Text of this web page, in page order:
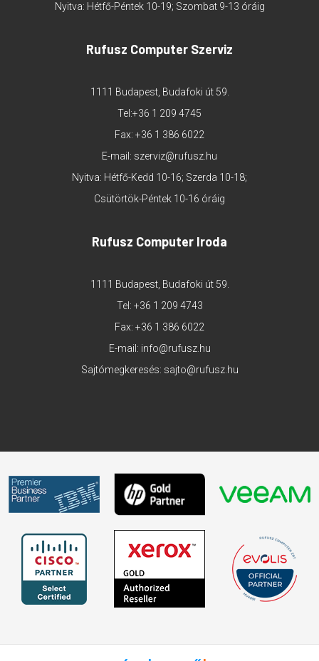
Nyitva: Hétfő-Péntek 10-19; Szombat 9-13 óráig
Rufusz Computer Szerviz
1111 Budapest, Budafoki út 59.
Tel:+36 1 209 4745
Fax: +36 1 386 6022
E-mail: szerviz@rufusz.hu
Nyitva: Hétfő-Kedd 10-16; Szerda 10-18;
Csütörtök-Péntek 10-16 óráig
Rufusz Computer Iroda
1111 Budapest, Budafoki út 59.
Tel: +36 1 209 4743
Fax: +36 1 386 6022
E-mail: info@rufusz.hu
Sajtómegkeresés: sajto@rufusz.hu